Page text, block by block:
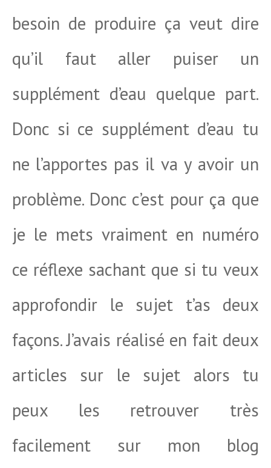
besoin de produire ça veut dire
qu’il faut aller puiser un
supplément d’eau quelque part.
Donc si ce supplément d’eau tu
ne l’apportes pas il va y avoir un
problème. Donc c’est pour ça que
je le mets vraiment en numéro
ce réflexe sachant que si tu veux
approfondir le sujet t’as deux
façons. J’avais réalisé en fait deux
articles sur le sujet alors tu
peux les retrouver très
facilement sur mon blog